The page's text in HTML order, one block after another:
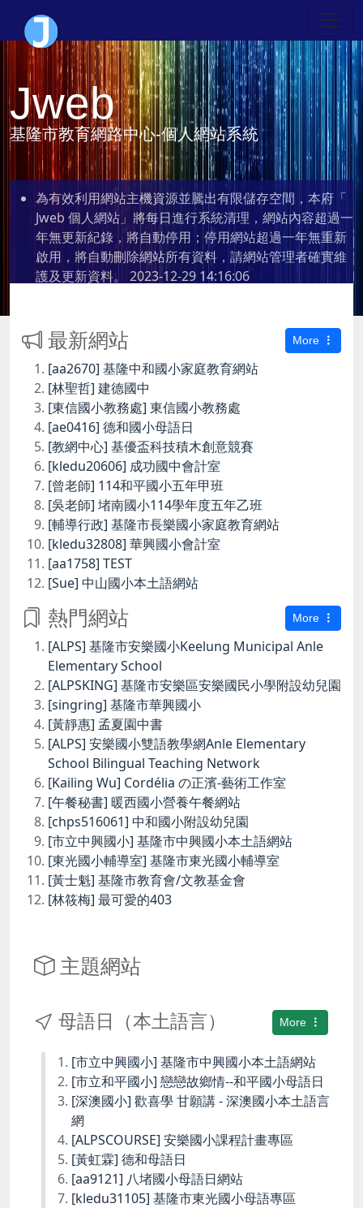
Jweb
基隆市教育網路中心-個人網站系統
為有效利用網站主機資源並騰出有限儲存空間，本府「
Jweb 個人網站」將每日進行系統清理，網站內容超過一
年無更新紀錄，將自動停用；停用網站超過一年無重新
啟用，將自動刪除網站所有資料，請網站管理者確實維
護及更新資料。 2023-12-29 14:16:06
最新網站 More
[aa2670] 基隆中和國小家庭教育網站
[林聖哲] 建德國中
[東信國小教務處] 東信國小教務處
[ae0416] 德和國小母語日
[教網中心] 基優盃科技積木創意競賽
[kledu20606] 成功國中會計室
[曾老師] 114和平國小五年甲班
[吳老師] 堵南國小114學年度五年乙班
[輔導行政] 基隆市長樂國小家庭教育網站
[kledu32808] 華興國小會計室
[aa1758] TEST
[Sue] 中山國小本土語網站
熱門網站 More
[ALPS] 基隆市安樂國小Keelung Municipal Anle
Elementary School
[ALPSKING] 基隆市安樂區安樂國民小學附設幼兒園
[singring] 基隆市華興國小
[黃靜惠] 孟夏園中書
[ALPS] 安樂國小雙語教學網Anle Elementary
School Bilingual Teaching Network
[Kailing Wu] Cordélia の正濱-藝術工作室
[午餐秘書] 暖西國小營養午餐網站
[chps516061] 中和國小附設幼兒園
[市立中興國小] 基隆市中興國小本土語網站
[東光國小輔導室] 基隆市東光國小輔導室
[黃士魁] 基隆市教育會/文教基金會
[林筱梅] 最可愛的403
主題網站
More
母語日（本土語言）
[市立中興國小] 基隆市中興國小本土語網站
[市立和平國小] 戀戀故鄉情--和平國小母語日
[深澳國小] 歡喜學 甘願講 - 深澳國小本土語言
網
[ALPSCOURSE] 安樂國小課程計畫專區
[黃虹霖] 德和母語日
[aa9121] 八堵國小母語日網站
[kledu31105] 基隆市東光國小母語專區